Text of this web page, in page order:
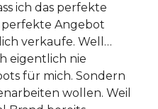
ich das perfekte
perfekte Angebot
verkaufe. Well…
eigentlich nie
für mich. Sondern
wollen. Weil